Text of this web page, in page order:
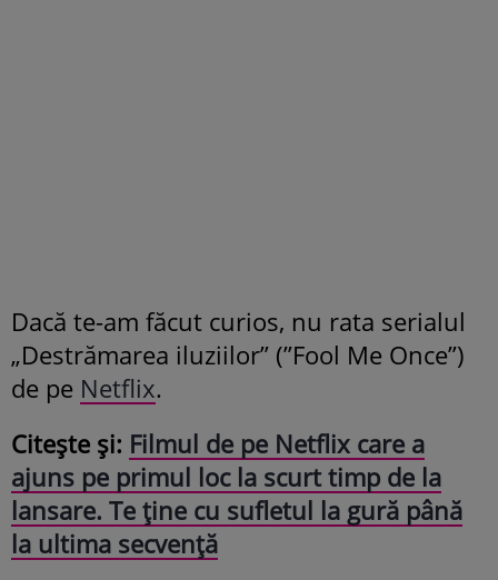
Dacă te-am făcut curios, nu rata serialul
„Destrămarea iluziilor” (”Fool Me Once”)
de pe Netflix.
Citește și: Filmul de pe Netflix care a
ajuns pe primul loc la scurt timp de la
lansare. Te ține cu sufletul la gură până
la ultima secvență